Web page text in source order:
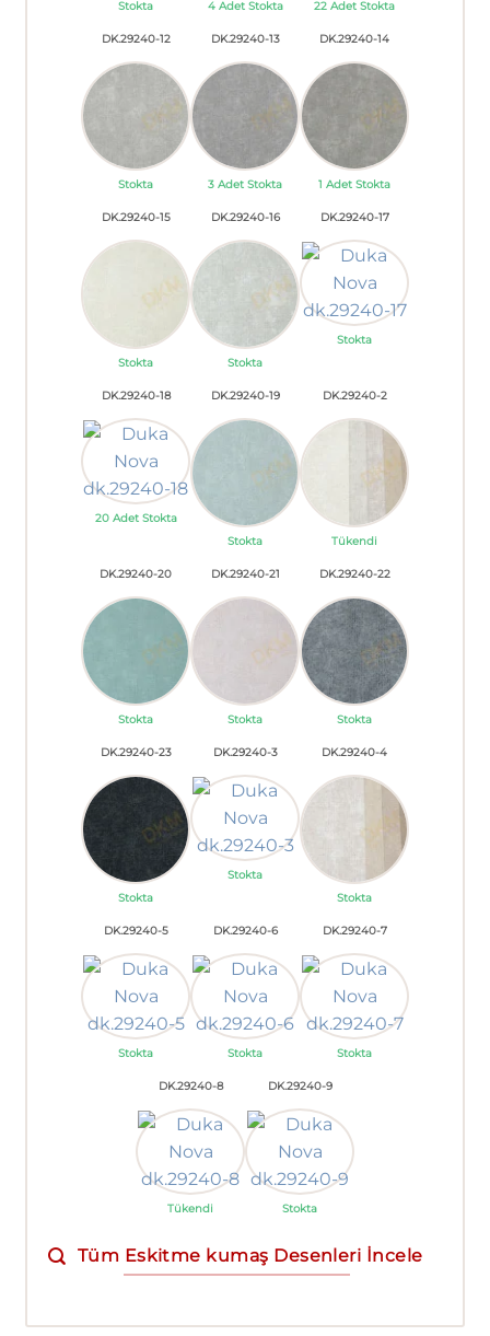
Stokta 4 Adet Stokta 22 Adet Stokta
DK.29240-12
Stokta
DK.29240-13
3 Adet Stokta
DK.29240-14
1 Adet Stokta
DK.29240-15
Stokta
DK.29240-16
Stokta
DK.29240-17
Stokta
DK.29240-18
20 Adet Stokta
DK.29240-19
Stokta
DK.29240-2
Tükendi
DK.29240-20
Stokta
DK.29240-21
Stokta
DK.29240-22
Stokta
DK.29240-23
Stokta
DK.29240-3
Stokta
DK.29240-4
Stokta
DK.29240-5
Stokta
DK.29240-6
Stokta
DK.29240-7
Stokta
DK.29240-8
Tükendi
DK.29240-9
Stokta
Tüm Eskitme kumaş Desenleri İncele